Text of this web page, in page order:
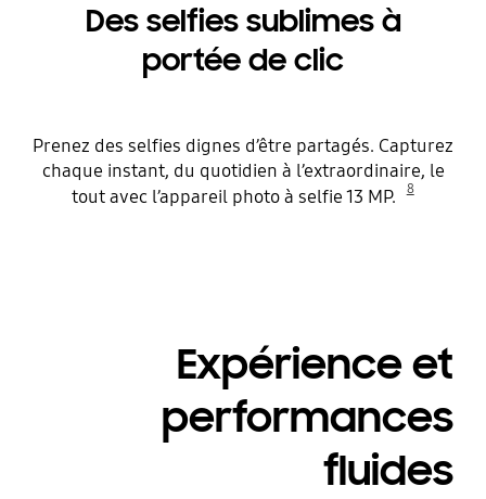
Des selfies sublimes à
portée de clic
Prenez des selfies dignes d’être partagés. Capturez
chaque instant, du quotidien à l’extraordinaire, le
tout avec l’appareil photo à selfie 13 MP.
8
Expérience et
performances
fluides